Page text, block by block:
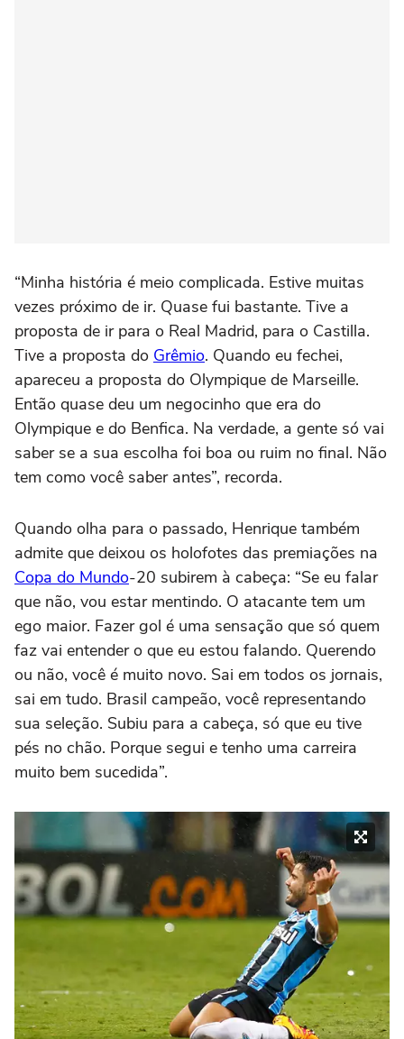
“Minha história é meio complicada. Estive muitas
vezes próximo de ir. Quase fui bastante. Tive a
proposta de ir para o Real Madrid, para o Castilla.
Tive a proposta do Grêmio. Quando eu fechei,
apareceu a proposta do Olympique de Marseille.
Então quase deu um negocinho que era do
Olympique e do Benfica. Na verdade, a gente só vai
saber se a sua escolha foi boa ou ruim no final. Não
tem como você saber antes”, recorda.
Quando olha para o passado, Henrique também
admite que deixou os holofotes das premiações na
Copa do Mundo-20 subirem à cabeça: “Se eu falar
que não, vou estar mentindo. O atacante tem um
ego maior. Fazer gol é uma sensação que só quem
faz vai entender o que eu estou falando. Querendo
ou não, você é muito novo. Sai em todos os jornais,
sai em tudo. Brasil campeão, você representando
sua seleção. Subiu para a cabeça, só que eu tive
pés no chão. Porque segui e tenho uma carreira
muito bem sucedida”.